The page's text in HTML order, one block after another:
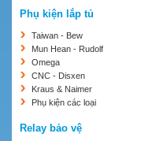
Phụ kiện lắp tủ
Taiwan - Bew
Mun Hean - Rudolf
Omega
CNC - Disxen
Kraus & Naimer
Phụ kiện các loại
Relay bảo vệ